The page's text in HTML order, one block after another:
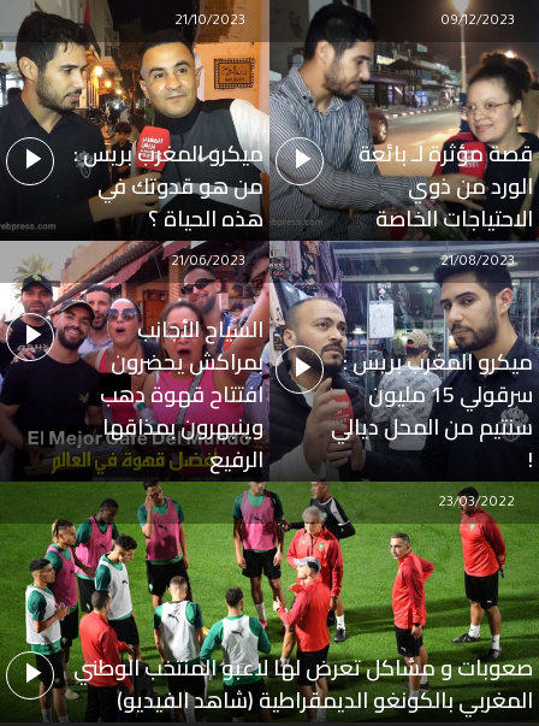
قصة مؤثرة لـ بائعة
الورد من ذوي
الاحتياجات الخاصة
09/12/2023
ميكرو المغرب بريس :
من هو قدوتك في
هذه الحياة ؟
21/10/2023
ميكرو المغرب بريس :
سرقولي 15 مليون
سنتيم من المحل ديالي
!
21/08/2023
السياح الأجانب
بمراكش يحضرون
افتتاح قهوة دهب
وينبهرون بمذاقها
الرفيع
21/06/2023
صعوبات و مشاكل تعرض لها لاعبو المنتخب الوطني
المغربي بالكونغو الديمقراطية (شاهد الفيديو)
23/03/2022